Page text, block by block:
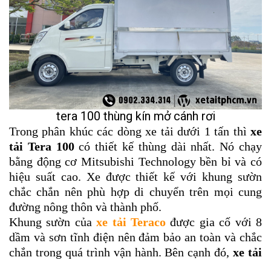
tera 100 thùng kín mở cánh rơi
Trong phân khúc các dòng xe tải dưới 1 tấn thì xe
tải Tera 100có thiết kế thùng dài nhất. Nó chạy
bằng động cơ Mitsubishi Technology bền bỉ và có
hiệu suất cao. Xe được thiết kế với khung sườn
chắc chắn nên phù hợp di chuyển trên mọi cung
đường nông thôn và thành phố.
Khung sườn củaxe tải Teraco được gia cố với 8
dầm và sơn tĩnh điện nên đảm bảo an toàn và chắc
chắn trong quá trình vận hành. Bên cạnh đó,xe tải